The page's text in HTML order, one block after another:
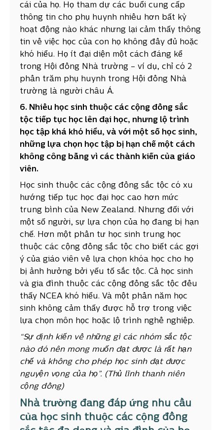
cái của họ. Họ tham dự các buổi cung cấp
thông tin cho phụ huynh nhiều hơn bất kỳ
hoạt động nào khác nhưng lại cảm thấy thông
tin về việc học của con họ không đầy đủ hoặc
khó hiểu. Họ ít đại diện một cách đáng kể
trong Hội đồng Nhà trường – ví dụ, chỉ có 2
phần trăm phụ huynh trong Hội đồng Nhà
trường là người châu Á.
6. Nhiều học sinh thuộc các cộng đồng sắc
tộc tiếp tục học lên đại học, nhưng lộ trình
học tập khá khó hiểu, và với một số học sinh,
những lựa chọn học tập bị hạn chế một cách
không công bằng vì các thành kiến của giáo
viên.
Học sinh thuộc các cộng đồng sắc tộc có xu
hướng tiếp tục học đại học cao hơn mức
trung bình của New Zealand. Nhưng đối với
một số người, sự lựa chọn của họ đang bị hạn
chế. Hơn một phần tư học sinh trung học
thuộc các cộng đồng sắc tộc cho biết các gợi
ý của giáo viên về lựa chọn khóa học cho họ
bị ảnh hưởng bởi yếu tố sắc tộc. Cả học sinh
và gia đình thuộc các cộng đồng sắc tộc đều
thấy NCEA khó hiểu. Và một phần năm học
sinh không cảm thấy được hỗ trợ trong việc
lựa chọn môn học hoặc lộ trình nghề nghiệp.
“Sự định kiến về những gì các nhóm sắc tộc
nào đó nên mong muốn đạt được là rất hạn
chế và không cho phép học sinh đạt được
nguyện vọng của họ”. (Thủ lĩnh thanh niên
cộng đồng)
Nhà trường đang đáp ứng nhu cầu
của học sinh thuộc các cộng đồng